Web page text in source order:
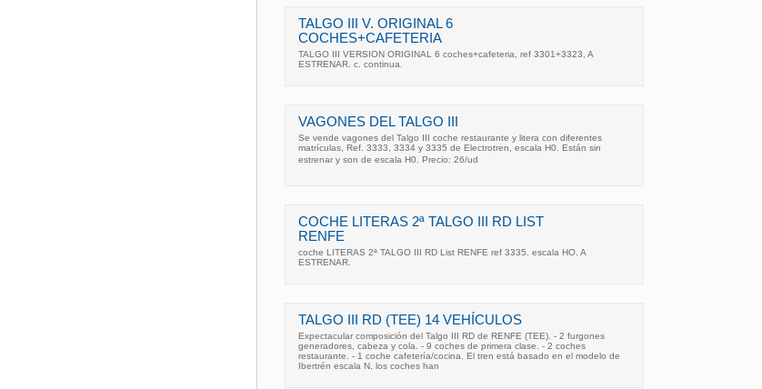
TALGO III V. ORIGINAL 6
COCHES+CAFETERIA
TALGO III VERSION ORIGINAL 6 coches+cafeteria, ref 3301+3323, A
ESTRENAR. c. continua.
VAGONES DEL TALGO III
Se vende vagones del Talgo III coche restaurante y litera con diferentes
matrículas, Ref. 3333, 3334 y 3335 de Electrotren, escala H0. Están sin
estrenar y son de escala H0. Precio: 26/ud
COCHE LITERAS 2ª TALGO III RD LIST
RENFE
coche LITERAS 2ª TALGO III RD List RENFE ref 3335. escala HO. A
ESTRENAR.
TALGO III RD (TEE) 14 VEHÍCULOS
Expectacular composición del Talgo III RD de RENFE (TEE). - 2 furgones
generadores, cabeza y cola. - 9 coches de primera clase. - 2 coches
restaurante. - 1 coche cafetería/cocina. El tren está basado en el modelo de
Ibertrén escala N, los coches han